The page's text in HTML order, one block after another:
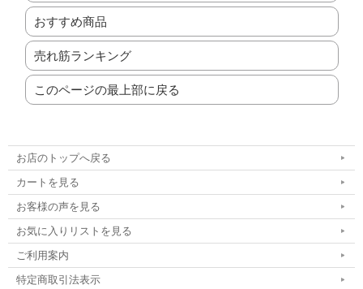
おすすめ商品
売れ筋ランキング
このページの最上部に戻る
お店のトップへ戻る
カートを見る
お客様の声を見る
お気に入りリストを見る
ご利用案内
特定商取引法表示